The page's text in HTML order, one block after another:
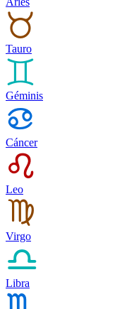
Tauro
Géminis
Cáncer
Leo
Virgo
Libra